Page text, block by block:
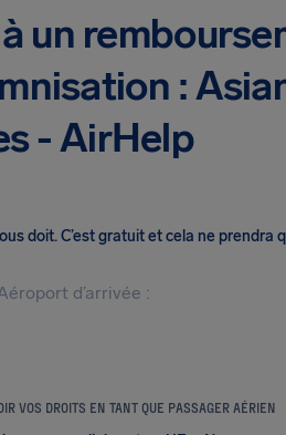
un
:
- AirHelp
doit.C’est gratuit et cela ne prendra
VOS DROITS EN TANT QUE PASSAGER AÉRIEN